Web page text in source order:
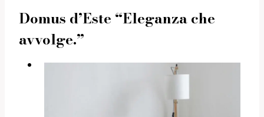
Domus d’Este “Eleganza che
avvolge.”